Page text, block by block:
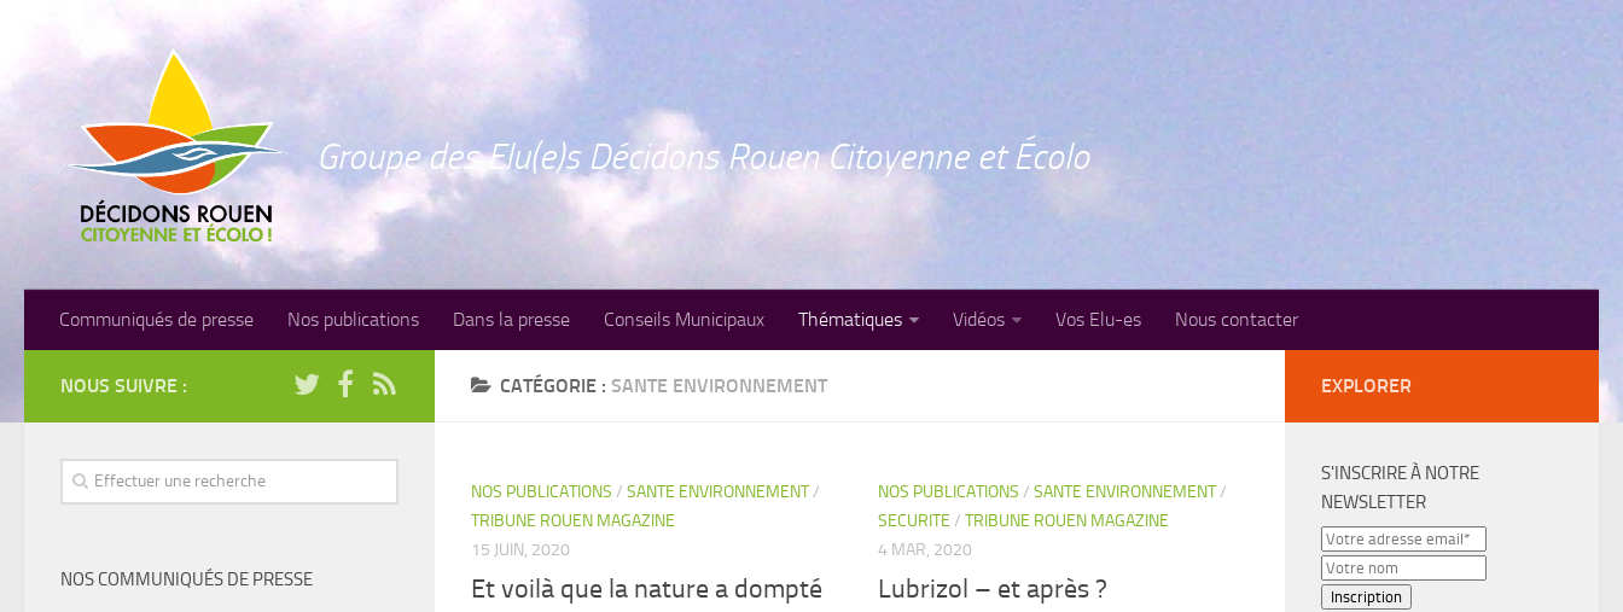
Groupe des Elu(e)s Décidons Rouen Citoyenne et Écolo
Communiqués de presse Nos publications Dans la presse Conseils Municipaux Thématiques Vidéos Vos Elu-es Nous contacter
CATÉGORIE : SANTE ENVIRONNEMENT
NOS PUBLICATIONS / SANTE ENVIRONNEMENT/
TRIBUNE ROUEN MAGAZINE
15 JUIN, 2020
Et voilà que la nature a dompté
NOS PUBLICATIONS / SANTE ENVIRONNEMENT/
SECURITE / TRIBUNE ROUEN MAGAZINE
4 MAR, 2020
Lubrizol – et après ?
NOUS SUIVRE :
NOS COMMUNIQUÉS DE PRESSE
EXPLORER
S'INSCRIRE À NOTRE
NEWSLETTER